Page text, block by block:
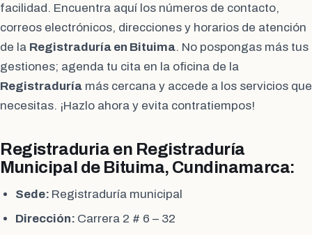
facilidad. Encuentra aquí los números de contacto,
correos electrónicos, direcciones y horarios de atención
de la Registraduría en Bituima. No pospongas más tus
gestiones; agenda tu cita en la oficina de la
Registraduría más cercana y accede a los servicios que
necesitas. ¡Hazlo ahora y evita contratiempos!
Registraduria en Registraduría
Municipal de Bituima, Cundinamarca:
Sede: Registraduría municipal
Dirección: Carrera 2 # 6 – 32